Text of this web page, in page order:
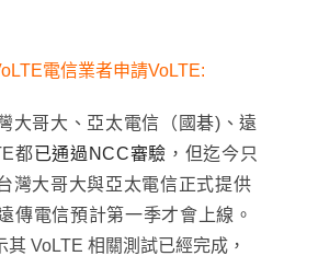
電信業者申請VoLTE:
大哥大、亞太電信（國碁)、遠
都已通過NCC審驗 ，但迄今只
灣大哥大與亞太電信正式提供
遠傳電信預計第一季才會上線 。
其 VoLTE 相關測試已經完成，